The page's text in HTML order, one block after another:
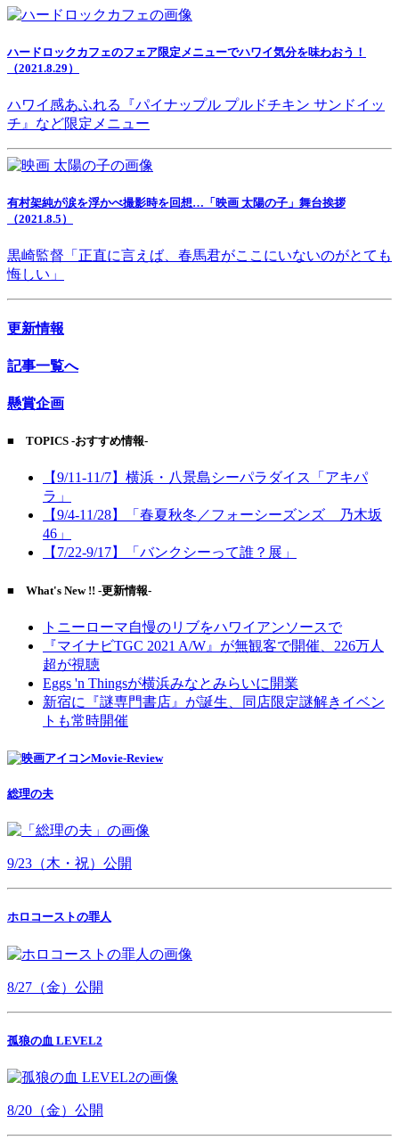
ハードロックカフェのフェア限定メニューでハワイ気分を味わおう！
（2021.8.29）
ハワイ感あふれる『パイナップル プルドチキン サンドイッ
チ』など限定メニュー
有村架純が涙を浮かべ撮影時を回想…「映画 太陽の子」舞台挨拶
（2021.8.5）
黒崎監督「正直に言えば、春馬君がここにいないのがとても
悔しい」
更新情報
記事一覧へ
懸賞企画
■ TOPICS -おすすめ情報-
【9/11-11/7】横浜・八景島シーパラダイス「アキパ
ラ」
【9/4-11/28】「春夏秋冬／フォーシーズンズ 乃木坂
46」
【7/22-9/17】「バンクシーって誰？展」
■ What's New !! -更新情報-
トニーローマ自慢のリブをハワイアンソースで
『マイナビTGC 2021 A/W』が無観客で開催、226万人
超が視聴
Eggs 'n Thingsが横浜みなとみらいに開業
新宿に『謎専門書店』が誕生、同店限定謎解きイベン
トも常時開催
Movie-Review
総理の夫
9/23（木・祝）公開
ホロコーストの罪人
8/27（金）公開
孤狼の血 LEVEL2
8/20（金）公開